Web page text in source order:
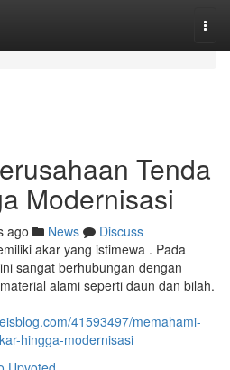
Tenda
Modernisasi
ago News
Discuss
akar yang istimewa . Pada
sangat berhubungan dengan
alami seperti daun dan bilah.
41593497/memahami-
hingga-modernisasi